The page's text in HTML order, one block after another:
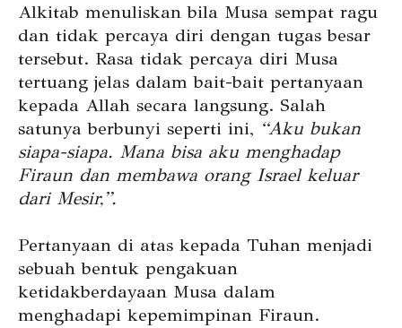
Alkitab menuliskan bila Musa sempat ragu
dan tidak percaya diri dengan tugas besar
tersebut. Rasa tidak percaya diri Musa
tertuang jelas dalam bait-bait pertanyaan
kepada Allah secara langsung. Salah
satunya berbunyi seperti ini, “Aku bukan
siapa-siapa. Mana bisa aku menghadap
Firaun dan membawa orang Israel keluar
dari Mesir,”.
Pertanyaan di atas kepada Tuhan menjadi
sebuah bentuk pengakuan
ketidakberdayaan Musa dalam
menghadapi kepemimpinan Firaun.